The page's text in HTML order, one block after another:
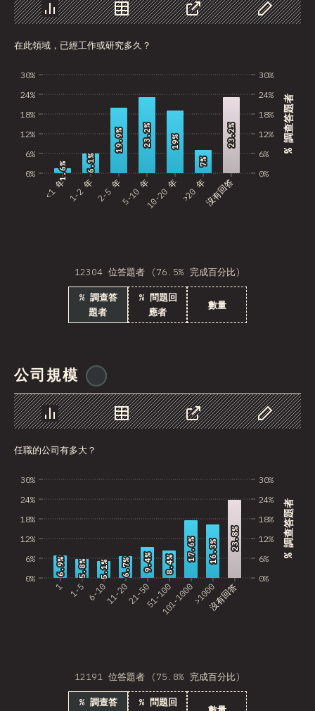
Luxembourg
Armenia
El Salvador
Madagascar
MLT
Ghana
Albania
Saudi Arabia
Bosnia and Herzegovi…
Uzbekistan
Tunisia
Kazakhstan
Latvia
Bolivia
Bangladesh
Costa Rica
Macedonia
Nepal
圖表 資料 分享
自訂資料
在此領域，已經工作或研究多久？
0%
6%
12%
18%
24%
30%
% 調查答題者
<1 年 1-2 年 2-5 年5-10 年10-20 年 >20 年沒有回答
0%
6%
12%
18%
24%
30%
1.6%
1.6% 6.1%
6.1%
19.9%
19.9% 23.2%
23.2% 19%
19%
7%
7%
23.2%
23.2%
12304 位答題者 (76.5% 完成百分比)
% 調查答
題者
% 問題回
應者
數量
公司規模
圖表 資料 分享
自訂資料
任職的公司有多大？
0%
6%
12%
18%
24%
30%
% 調查答題者
1 1-5 6-1011-2021-5051-100101-1000>1000沒有回答
0%
6%
12%
18%
24%
30%
6.9%
6.9% 5.8%
5.8% 5.1%
5.1% 6.7%
6.7% 9.4%
9.4% 8.4%
8.4%
17.6%
17.6% 16.3%
16.3% 23.8%
23.8%
12191 位答題者 (75.8% 完成百分比)
% 調查答
% 問題回